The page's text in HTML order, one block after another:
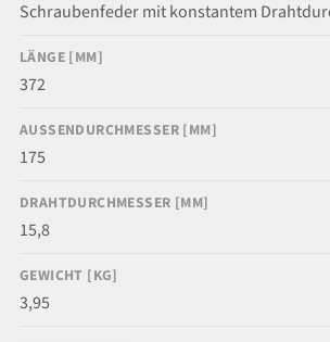
Schraubenfeder mit konstantem
LÄNGE [MM]
372
AUSSENDURCHMESSER [MM]
175
DRAHTDURCHMESSER [MM]
15,8
GEWICHT [KG]
3,95